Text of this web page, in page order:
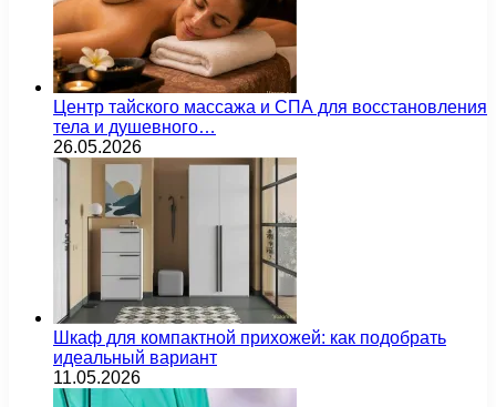
Центр тайского массажа и СПА для восстановления
тела и душевного…
26.05.2026
Шкаф для компактной прихожей: как подобрать
идеальный вариант
11.05.2026